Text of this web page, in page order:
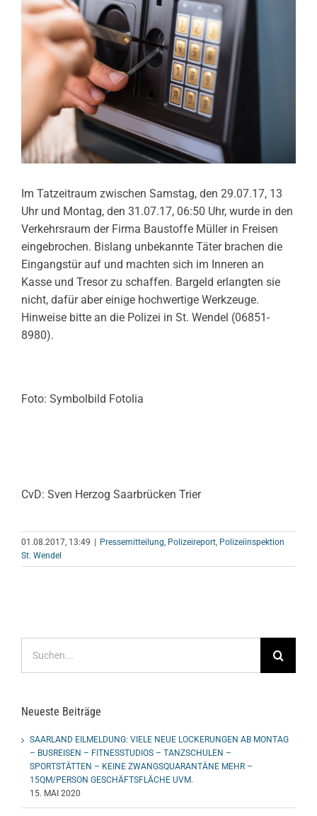
Im Tatzeitraum zwischen Samstag, den 29.07.17, 13
Uhr und Montag, den 31.07.17, 06:50 Uhr, wurde in den
Verkehrsraum der Firma Baustoffe Müller in Freisen
eingebrochen. Bislang unbekannte Täter brachen die
Eingangstür auf und machten sich im Inneren an
Kasse und Tresor zu schaffen. Bargeld erlangten sie
nicht, dafür aber einige hochwertige Werkzeuge.
Hinweise bitte an die Polizei in St. Wendel (06851-
8980).
Foto: Symbolbild Fotolia
CvD: Sven Herzog Saarbrücken Trier
01.08.2017, 13:49 Pressemitteilung, Polizeireport, Polizeiinspektion
St. Wendel
nach:
Neueste Beiträge
SAARLAND EILMELDUNG: VIELE NEUE LOCKERUNGEN AB MONTAG
– BUSREISEN – FITNESSTUDIOS – TANZSCHULEN –
SPORTSTÄTTEN – KEINE ZWANGSQUARANTÄNE MEHR –
15QM/PERSON GESCHÄFTSFLÄCHE UVM.
15. MAI 2020